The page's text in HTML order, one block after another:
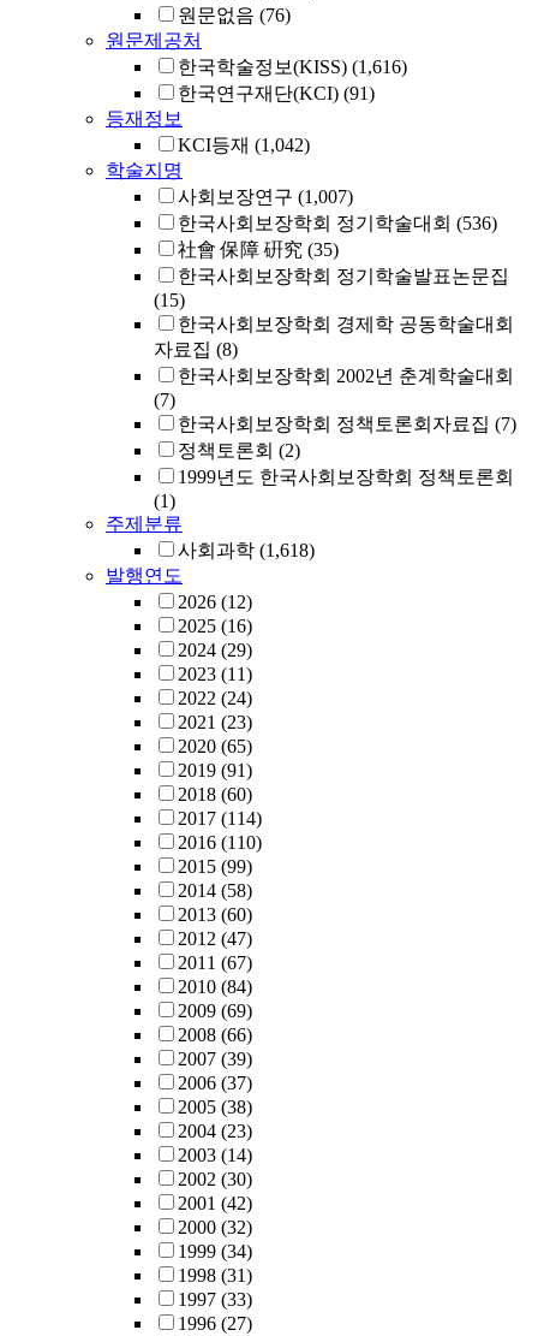
원문없음 (76)
원문제공처
한국학술정보(KISS) (1,616)
한국연구재단(KCI) (91)
등재정보
KCI등재 (1,042)
학술지명
사회보장연구 (1,007)
한국사회보장학회 정기학술대회 (536)
社會 保障 硏究 (35)
한국사회보장학회 정기학술발표논문집
(15)
한국사회보장학회 경제학 공동학술대회
자료집 (8)
한국사회보장학회 2002년 춘계학술대회
(7)
한국사회보장학회 정책토론회자료집 (7)
정책토론회 (2)
1999년도 한국사회보장학회 정책토론회
(1)
주제분류
사회과학 (1,618)
발행연도
2026 (12)
2025 (16)
2024 (29)
2023 (11)
2022 (24)
2021 (23)
2020 (65)
2019 (91)
2018 (60)
2017 (114)
2016 (110)
2015 (99)
2014 (58)
2013 (60)
2012 (47)
2011 (67)
2010 (84)
2009 (69)
2008 (66)
2007 (39)
2006 (37)
2005 (38)
2004 (23)
2003 (14)
2002 (30)
2001 (42)
2000 (32)
1999 (34)
1998 (31)
1997 (33)
1996 (27)